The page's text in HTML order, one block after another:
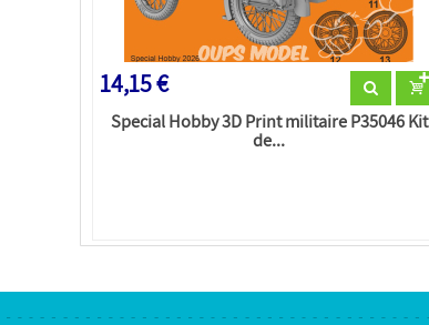
14,15 €
Special Hobby 3D Print militaire P35046 Kit
de...